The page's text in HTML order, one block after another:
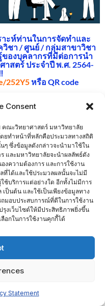
Consent
ณะวิทยาศาสตร์ มหาวิทยาลัย
ยทำหน้าที่หลักคือประมวลทางสถิติ
ๆ ซึ่งข้อมูลดังกล่าวจะนำมาใช้ใน
และมหาวิทยาลัยจะนำผลลัพธ์ดัง
งความต้องการ และการใช้งาน
ที่ได้และใช้ประมวลผลนั้นจะไม่มี
ช้บริการแต่อย่างใด อีกทั้งไม่มีการ
ป็นต้น และใช้เป็นเพียงข้อมูลทาง
มอบประสบการณ์ที่ดีในการใช้งาน
งเว็บไซต์ให้มีประสิทธิภาพยิ่งขึ้น
อกในการใช้งานคุกกี้ได้
Statement
ะห์ท่านในการจัดทำและ
ชา / ศูนย์ / กลุ่มสาขาวิชา
ของบุคลากรที่มีต่อการนำ
สตร์ ประจำปี พ.ศ. 2564-
252Y5หรือ QR code
ต่อเรา
ะพัฒนาคุณภาพ . All rights
&Designed by